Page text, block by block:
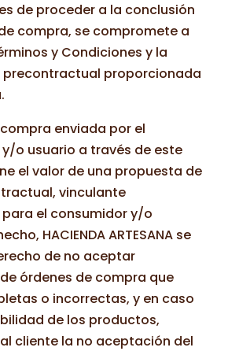
de proceder a la conclusión
compra, se compromete a
y Condiciones y la
proporcionada
enviada por el
o usuario a través de este
el valor de una propuesta de
vinculante
el consumidor y/o
HACIENDA ARTESANA se
de no aceptar
órdenes de compra que
o incorrectas, y en caso
de los productos,
cliente la no aceptación del